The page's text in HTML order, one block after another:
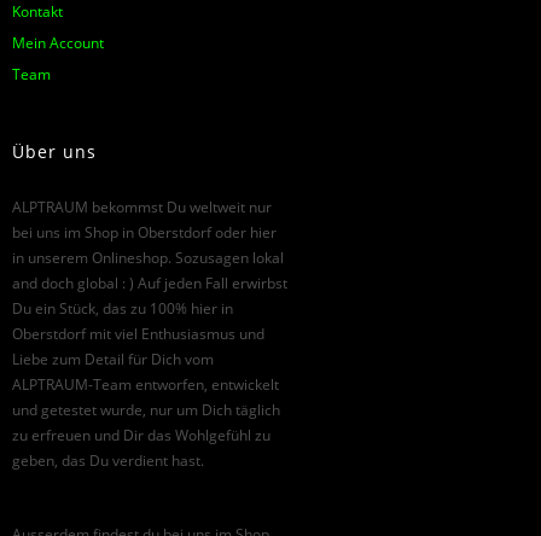
Kontakt
Mein Account
Team
Über uns
ALPTRAUM bekommst Du weltweit nur
bei uns im Shop in Oberstdorf oder hier
in unserem Onlineshop. Sozusagen lokal
and doch global : ) Auf jeden Fall erwirbst
Du ein Stück, das zu 100% hier in
Oberstdorf mit viel Enthusiasmus und
Liebe zum Detail für Dich vom
ALPTRAUM-Team entworfen, entwickelt
und getestet wurde, nur um Dich täglich
zu erfreuen und Dir das Wohlgefühl zu
geben, das Du verdient hast.